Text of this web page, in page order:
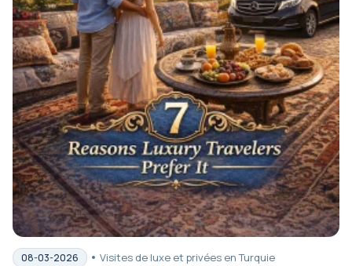
08-03-2026 Visites de luxe et privées en Turquie